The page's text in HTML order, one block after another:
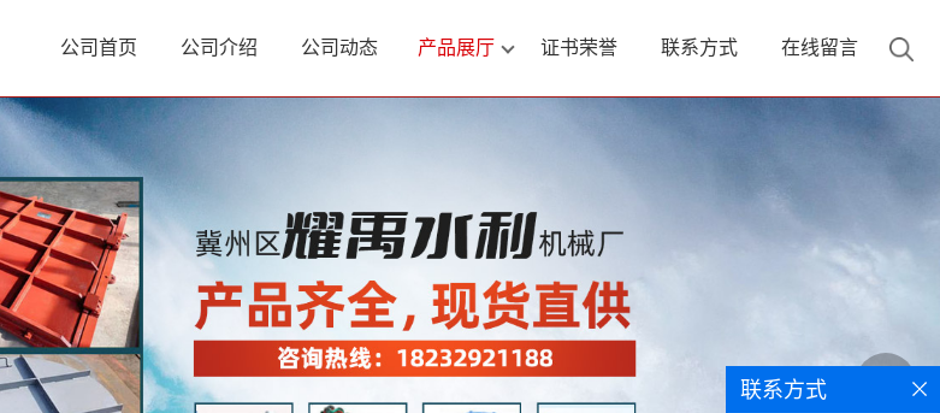
公司首页 公司介绍 公司动态 产品展厅 证书荣誉 联系方式 在线留言
联系方式